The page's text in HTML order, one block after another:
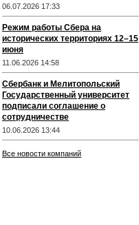
06.07.2026 17:33
Режим работы Сбера на
исторических территориях 12–15
июня
11.06.2026 14:58
Сбербанк и Мелитопольский
Государственный университет
подписали соглашение о
сотрудничестве
10.06.2026 13:44
Все новости компаний